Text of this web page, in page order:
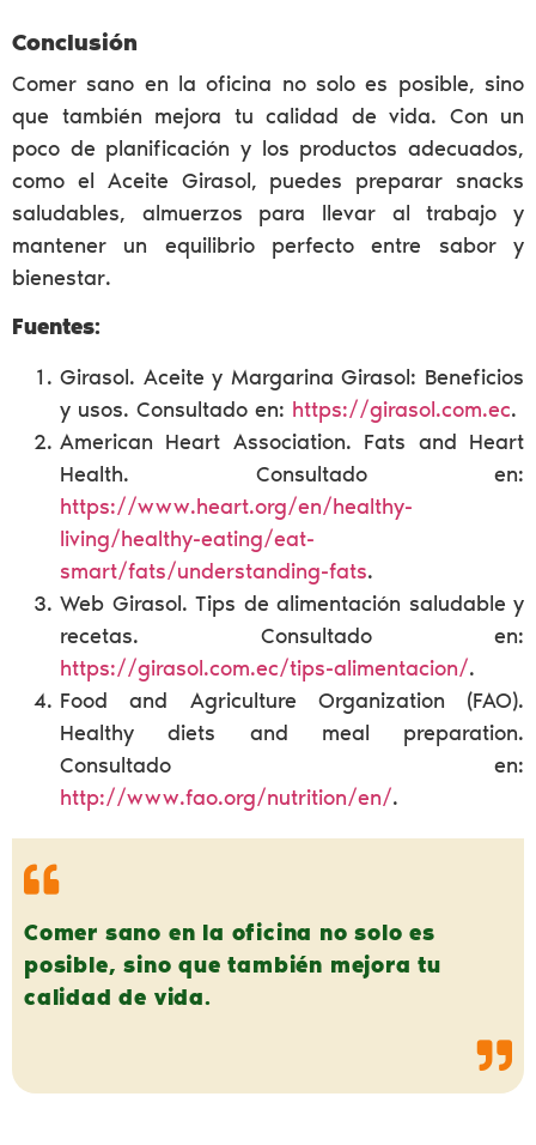
Conclusión
Comer sano en la oficina no solo es posible, sino
que también mejora tu calidad de vida. Con un
poco de planificación y los productos adecuados,
como el Aceite Girasol, puedes preparar snacks
saludables, almuerzos para llevar al trabajo y
mantener un equilibrio perfecto entre sabor y
bienestar.
Fuentes:
Girasol. Aceite y Margarina Girasol: Beneficios
y usos. Consultado en: https://girasol.com.ec.
American Heart Association. Fats and Heart
Health. Consultado en:
https://www.heart.org/en/healthy-
living/healthy-eating/eat-
smart/fats/understanding-fats.
Web Girasol. Tips de alimentación saludable y
recetas. Consultado en:
https://girasol.com.ec/tips-alimentacion/.
Food and Agriculture Organization (FAO).
Healthy diets and meal preparation.
Consultado en:
http://www.fao.org/nutrition/en/.
Comer sano en la oficina no solo es
posible, sino que también mejora tu
calidad de vida.